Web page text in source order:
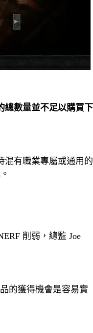
總數量並不足以購買下
混有職業專屬或通用的
削弱，總監 Joe
的獲得機會是容易實